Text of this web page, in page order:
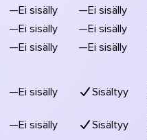
—Ei sisälly —Ei sisälly
—Ei sisälly —Ei sisälly
—Ei sisälly —Ei sisälly
—Ei sisälly Sisältyy
—Ei sisälly Sisältyy